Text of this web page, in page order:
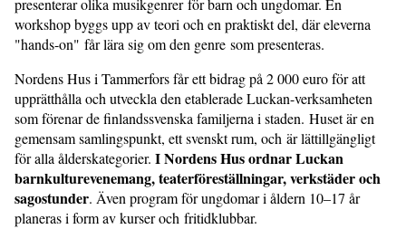
presenterar olika musikgenrer för barn och ungdomar. En
workshop byggs upp av teori och en praktiskt del, där eleverna
"hands-on" får lära sig om den genre som presenteras.
Nordens Hus i Tammerfors får ett bidrag på 2 000 euro för att
upprätthålla och utveckla den etablerade Luckan-verksamheten
som förenar de finlandssvenska familjerna i staden. Huset är en
gemensam samlingspunkt, ett svenskt rum, och är lättillgängligt
för alla ålderskategorier. I Nordens Hus ordnar Luckan
barnkulturevenemang, teaterföreställningar, verkstäder och
sagostunder. Även program för ungdomar i åldern 10–17 år
planeras i form av kurser och fritidklubbar.